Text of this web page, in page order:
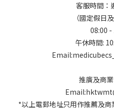
客服時間：
（國定假日
08:00 -
午休時間:
推廣及商
*以上電郵地址只用作推薦及